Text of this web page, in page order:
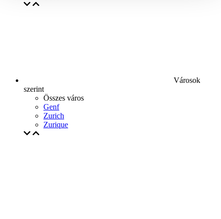
Városok
szerint
Összes város
Genf
Zurich
Zurique